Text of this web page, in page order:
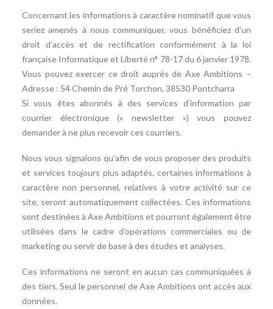
Concernant les informations à caractère nominatif que vous
seriez amenés à nous communiquer, vous bénéficiez d’un
droit d’accès et de rectification conformément à la loi
française Informatique et Liberté n° 78-17 du 6 janvier 1978.
Vous pouvez exercer ce droit auprès de Axe Ambitions –
Adresse : 54 Chemin de Pré Torchon, 38530 Pontcharra
Si vous êtes abonnés à des services d’information par
courrier électronique (« newsletter ») vous pouvez
demander à ne plus recevoir ces courriers.
Nous vous signalons qu’afin de vous proposer des produits
et services toujours plus adaptés, certaines informations à
caractère non personnel, relatives à votre activité sur ce
site, seront automatiquement collectées. Ces informations
sont destinées à Axe Ambitions et pourront également être
utilisées dans le cadre d’opérations commerciales ou de
marketing ou servir de base à des études et analyses.
Ces informations ne seront en aucun cas communiquées à
des tiers. Seul le personnel de Axe Ambitions ont accès aux
données.